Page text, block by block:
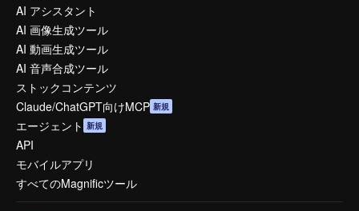
AI アシスタント
AI 画像生成ツール
AI 動画生成ツール
AI 音声合成ツール
ストックコンテンツ
Claude/ChatGPT向けMCP 新規
エージェント 新規
API
モバイルアプリ
すべてのMagnificツール